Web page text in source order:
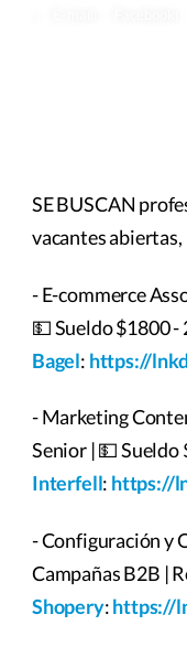
SE BUSCAN
vacantes
- E-commerce
💵 Sueldo $1800 -
Bagel: https://
- Marketing
Senior | 💵 Sueldo
Interfell: https://
- Configuración y
Campañas B2B |
Shopery:https://